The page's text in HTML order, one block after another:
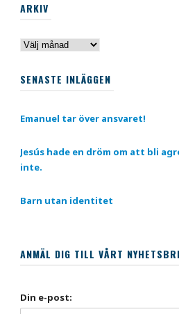
ARKIV
Arkiv
SENASTE INLÄGGEN
Emanuel tar över ansvaret!
Jesús hade en dröm om att bli
inte.
Barn utan identitet
ANMÄL DIG TILL VÅRT
Din e-post: